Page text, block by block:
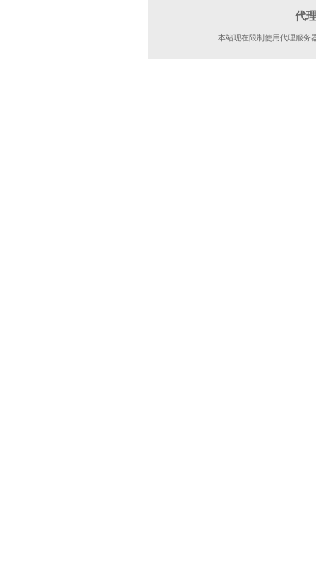
代
本站现在限制使用代理服务